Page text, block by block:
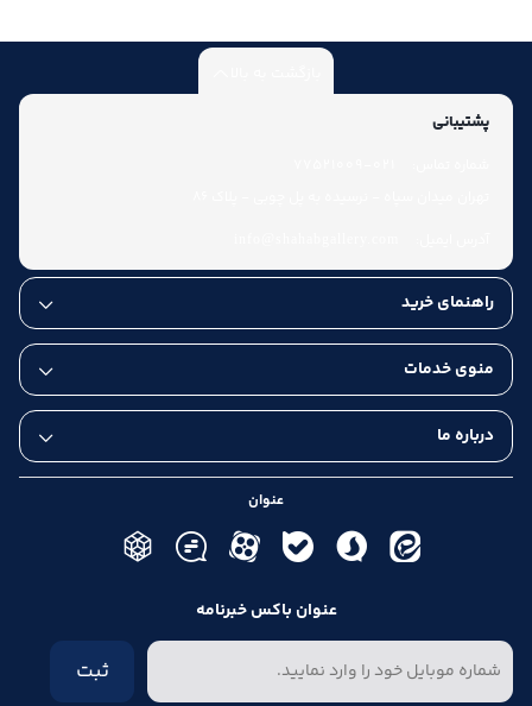
عودت کالا تا هفت روز
پشتیبانی
راهنمای خرید
منوی خدمات
درباره ما
عنوان
عنوان باکس خبرنامه
ثبت